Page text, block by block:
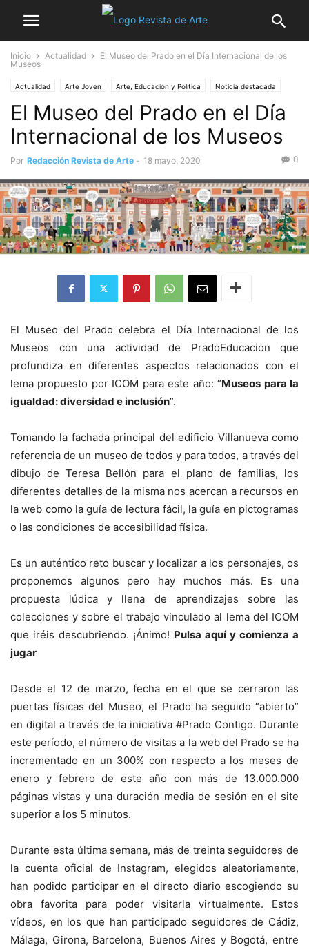
Inicio Actualidad
El Museo del Prado en el Día Internacional de los
Museos
Actualidad Arte Joven Arte, Educación y Política Noticia destacada
El Museo del Prado en el Día
Internacional de los Museos
Por Redacción Revista de Arte - 18 mayo, 2020 0
El Museo del Prado celebra el Día Internacional de los
Museos con una actividad de PradoEducacion que
profundiza en diferentes aspectos relacionados con el
lema propuesto por ICOM para este año: “Museos para la
igualdad: diversidad e inclusión”.
Tomando la fachada principal del edificio Villanueva como
referencia de un museo de todos y para todos, a través del
dibujo de Teresa Bellón para el plano de familias, los
diferentes detalles de la misma nos acercan a recursos en
la web como la guía de lectura fácil, la guía en pictogramas
o las condiciones de accesibilidad física.
Es un auténtico reto buscar y localizar a los personajes, os
proponemos algunos pero hay muchos más. Es una
propuesta lúdica y llena de aprendizajes sobre las
colecciones y sobre el trabajo vinculado al lema del ICOM
que iréis descubriendo. ¡Ánimo! Pulsa aquí y comienza a
jugar
Desde el 12 de marzo, fecha en el que se cerraron las
puertas físicas del Museo, el Prado ha seguido “abierto”
en digital a través de la iniciativa #Prado Contigo. Durante
este período, el número de visitas a la web del Prado se ha
incrementado en un 300% con respecto a los meses de
enero y febrero de este año con más de 13.000.000
páginas vistas y una duración media de sesión en el site
superior a los 5 minutos.
Durante esta última semana, más de treinta seguidores de
la cuenta oficial de Instagram, elegidos aleatoriamente,
han podido participar en el directo diario escogiendo su
obra favorita para poder visitarla virtualmente. Estos
vídeos, en los que han participado seguidores de Cádiz,
Málaga, Girona, Barcelona, Buenos Aires y Bogotá, entre